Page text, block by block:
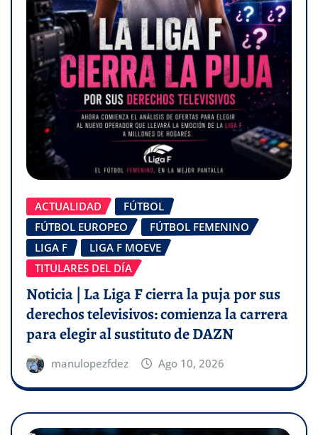
ACTUALIDAD
FÚTBOL
FÚTBOL EUROPEO
FÚTBOL FEMENINO
LIGA F
LIGA F MOEVE
TITULARES DEL DÍA
Noticia | La Liga F cierra la puja por sus
derechos televisivos: comienza la carrera
para elegir al sustituto de DAZN
manulopezfdez Ago 10, 2026